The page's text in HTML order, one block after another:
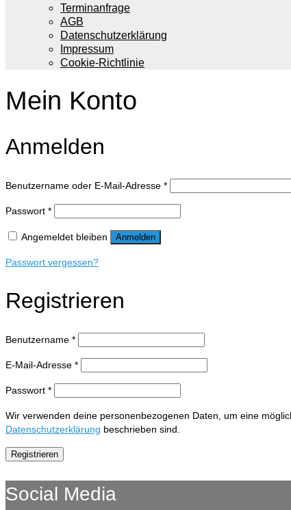
Terminanfrage
AGB
Datenschutzerklärung
Impressum
Cookie-Richtlinie
Mein Konto
Anmelden
Benutzername oder E-Mail-Adresse *Erforderlich
Passwort *Erforderlich
Angemeldet bleiben Anmelden
Passwort vergessen?
Registrieren
Benutzername *Erforderlich
E-Mail-Adresse *Erforderlich
Passwort *Erforderlich
Wir verwenden deine personenbezogenen Daten, um eine
Datenschutzerklärung beschrieben sind.
Registrieren
Social Media